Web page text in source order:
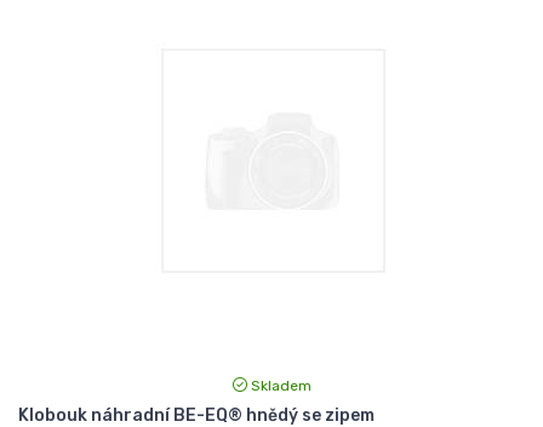
Skladem
Klobouk náhradní BE-EQ® hnědý se zipem